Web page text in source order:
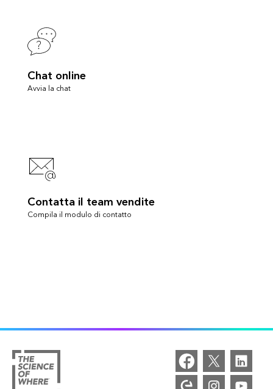
Chat online
Avvia la chat
Contatta il team vendite
Compila il modulo di contatto